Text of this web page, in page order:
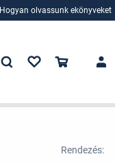
Hogyan olvassunk ekönyveket
Rendezés: